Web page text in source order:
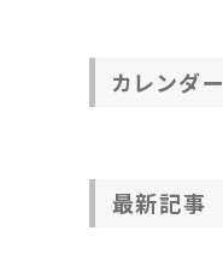
カレンダー
最新記事